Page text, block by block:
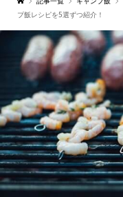
プ飯レシピを5選ずつ紹介！